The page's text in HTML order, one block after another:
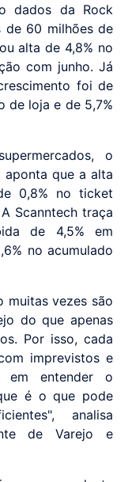
dados da Rock
de 60 milhões de
alta de 4,8% no
com junho. Já
foi de
de loja e de 5,7%
o
aponta que a alta
0,8% no ticket
Scanntech traça
de 4,5% em
no acumulado
muitas vezes são
do que apenas
Por isso, cada
imprevistos e
em entender o
é o que pode
analisa
de Varejo e